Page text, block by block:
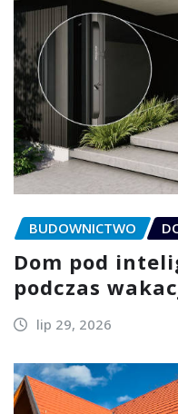
BUDOWNICTWO
Dom pod
podczas
lip 29, 2026